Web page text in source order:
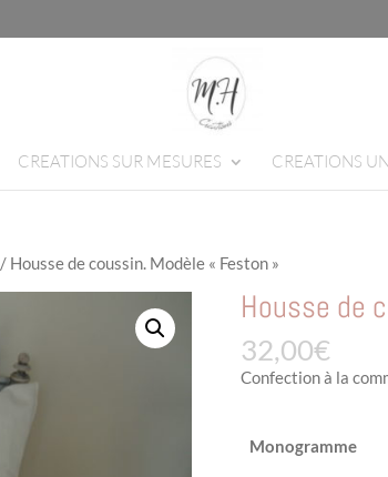
CREATIONS SUR MESURES CREATIONS
/ Housse de coussin. Modèle « Feston »
Housse de
32,00€
Confection à la
Monogramme